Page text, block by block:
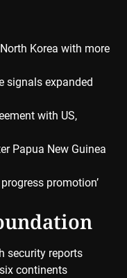
Korea with more
signals expanded
with US,
Papua New Guinea
promotion’
security reports
continents